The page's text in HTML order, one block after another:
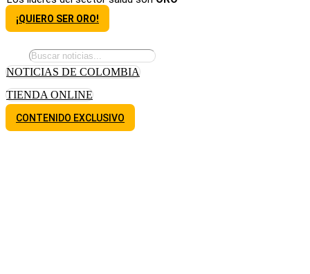
¡QUIERO SER ORO!
NOTICIAS DE COLOMBIA
TIENDA ONLINE
CONTENIDO EXCLUSIVO